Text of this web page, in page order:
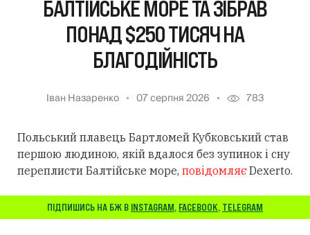
БАЛТІЙСЬКЕ МОРЕ ТА ЗІБРАВ
ПОНАД $250 ТИСЯЧ НА
БЛАГОДІЙНІСТЬ
Іван Назаренко 07 серпня 2026 783
Польський плавець Бартломей Кубковський став
першою людиною, якій вдалося без зупинок і сну
переплисти Балтійське море, повідомляєDexerto.
ПІДПИШИСЬ НА БЖ В INSTAGRAM, FACEBOOK, TELEGRAM